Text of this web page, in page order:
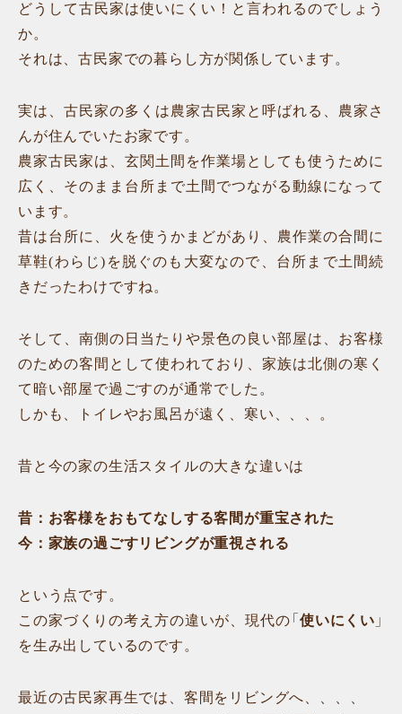
どうして古民家は使いにくい！と言われるのでしょう
か。
それは、古民家での暮らし方が関係しています。
実は、古民家の多くは農家古民家と呼ばれる、農家さ
んが住んでいたお家です。
農家古民家は、玄関土間を作業場としても使うために
広く、そのまま台所まで土間でつながる動線になって
います。
昔は台所に、火を使うかまどがあり、農作業の合間に
草鞋(わらじ)を脱ぐのも大変なので、台所まで土間続
きだったわけですね。
そして、南側の日当たりや景色の良い部屋は、お客様
のための客間として使われており、家族は北側の寒く
て暗い部屋で過ごすのが通常でした。
しかも、トイレやお風呂が遠く、寒い、、、。
昔と今の家の生活スタイルの大きな違いは
昔：お客様をおもてなしする客間が重宝された
今：家族の過ごすリビングが重視される
という点です。
この家づくりの考え方の違いが、現代の「 使いにくい 」
を生み出しているのです。
最近の古民家再生では、客間をリビングへ、、、、